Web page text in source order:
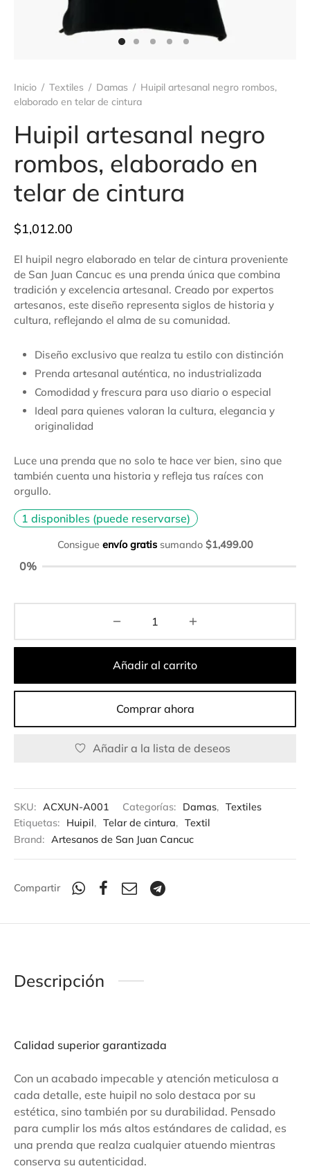
Inicio / Textiles / Damas / Huipil artesanal negro rombos,
elaborado en telar de cintura
Huipil artesanal negro
rombos, elaborado en
telar de cintura
$1,012.00
El huipil negro elaborado en telar de cintura proveniente
de San Juan Cancuc es una prenda única que combina
tradición y excelencia artesanal. Creado por expertos
artesanos, este diseño representa siglos de historia y
cultura, reflejando el alma de su comunidad.
Diseño exclusivo que realza tu estilo con distinción
Prenda artesanal auténtica, no industrializada
Comodidad y frescura para uso diario o especial
Ideal para quienes valoran la cultura, elegancia y
originalidad
Luce una prenda que no solo te hace ver bien, sino que
también cuenta una historia y refleja tus raíces con
orgullo.
1 disponibles (puede reservarse)
Consigue envío gratissumando $1,499.00
0%
Añadir al carrito
Comprar ahora
Añadir a la lista de deseos
SKU: ACXUN-A001 Categorías: Damas, Textiles
Etiquetas:
Huipil, Telar de cintura, Textil
Brand: Artesanos de San Juan Cancuc
Compartir
Descripción
Calidad superior garantizada
Con un acabado impecable y atención meticulosa a
cada detalle, este huipil no solo destaca por su
estética, sino también por su durabilidad. Pensado
para cumplir los más altos estándares de calidad, es
una prenda que realza cualquier atuendo mientras
conserva su autenticidad.